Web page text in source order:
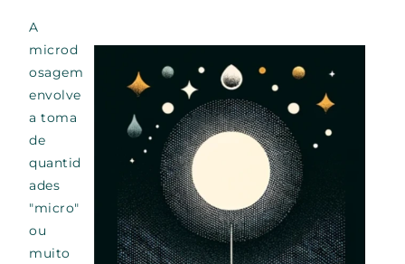
A
microd
osagem
envolve
a toma
de
quantid
ades
"micro"
ou
muito